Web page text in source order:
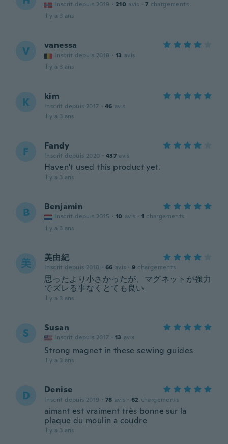
Inscrit depuis 2019 · 210 avis · 7 chargements
il y a 3 ans
V vanessa
Inscrit depuis 2018 · 13 avis
il y a 3 ans
K kim
Inscrit depuis 2017 · 46 avis
il y a 3 ans
F Fandy
Inscrit depuis 2020 · 437 avis
Haven't used this product yet.
il y a 3 ans
B Benjamin
Inscrit depuis 2015 · 10 avis · 1 chargements
il y a 3 ans
美 美由紀
Inscrit depuis 2018 · 66 avis · 9 chargements
思ったより小さかったが、マグネットが強力
でズレる事なくとても良い
il y a 3 ans
S Susan
Inscrit depuis 2017 · 13 avis
Strong magnet in these sewing guides
il y a 3 ans
D Denise
Inscrit depuis 2019 · 78 avis · 62 chargements
aimant est vraiment très bonne sur la
plaque du moulin a coudre
il y a 3 ans